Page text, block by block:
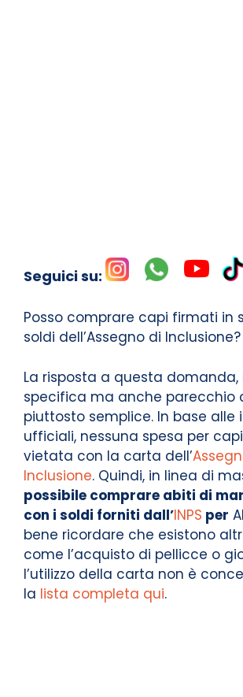
Seguici su:
Posso comprare capi firmati in
soldi dell’Assegno di Inclusione?
La risposta a questa
specifica ma anche parecchio
piuttosto semplice. In base alle
ufficiali, nessuna spesa per
vietata con la carta dell’
Inclusione. Quindi, in linea di
possibile comprare abiti di
con i soldi forniti dall’INPS per
bene ricordare che esistono
come l’acquisto di pellicce o
l’utilizzo della carta non è
la lista completa qui.